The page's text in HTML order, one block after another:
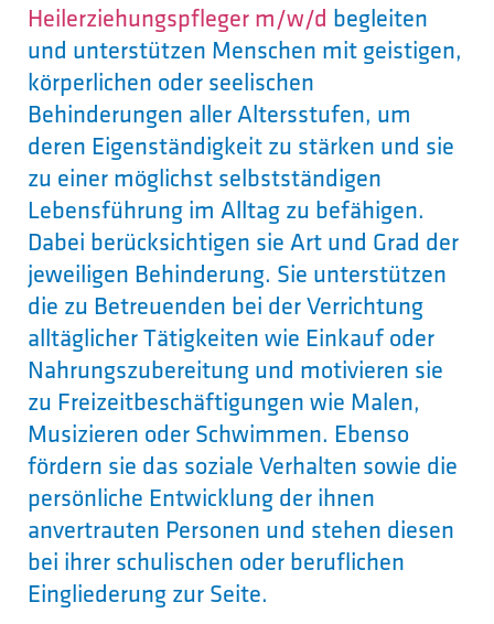
Heilerziehungspfleger m/w/d begleiten
und unterstützen Menschen mit geistigen,
körperlichen oder seelischen
Behinderungen aller Altersstufen, um
deren Eigenständigkeit zu stärken und sie
zu einer möglichst selbstständigen
Lebensführung im Alltag zu befähigen.
Dabei berücksichtigen sie Art und Grad der
jeweiligen Behinderung. Sie unterstützen
die zu Betreuenden bei der Verrichtung
alltäglicher Tätigkeiten wie Einkauf oder
Nahrungszubereitung und motivieren sie
zu Freizeitbeschäftigungen wie Malen,
Musizieren oder Schwimmen. Ebenso
fördern sie das soziale Verhalten sowie die
persönliche Entwicklung der ihnen
anvertrauten Personen und stehen diesen
bei ihrer schulischen oder beruflichen
Eingliederung zur Seite.